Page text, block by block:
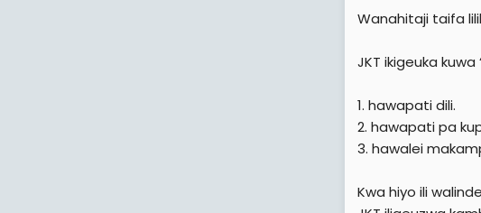
Wanahitaji taifa
JKT ikigeuka
1. hawapati dili.
2. hawapati pa
3. hawalei
Kwa hiyo ili